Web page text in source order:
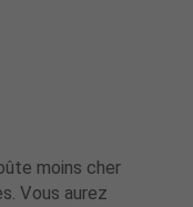
moins cher
Vous aurez